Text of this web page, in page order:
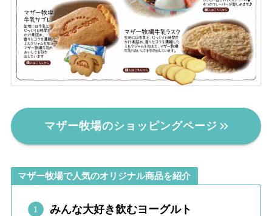
マザー牧場のショッピングページ
マザー牧場で人気のオリジナル商品を紹介
みんな大好き飲むヨーグルト